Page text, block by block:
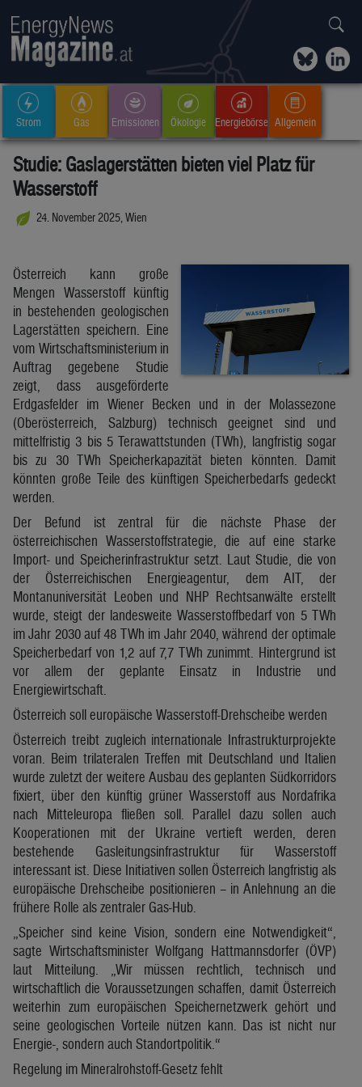
Strom Gas Emissionen Ökologie Energiebörse Allgemein
Studie: Gaslagerstätten bieten viel Platz für
Wasserstoff
24. November 2025, Wien
Österreich kann große
Mengen Wasserstoff künftig
in bestehenden geologischen
Lagerstätten speichern. Eine
vom Wirtschaftsministerium in
Auftrag gegebene Studie
zeigt, dass ausgeförderte
Erdgasfelder im Wiener Becken und in der Molassezone
(Oberösterreich, Salzburg) technisch geeignet sind und
mittelfristig 3 bis 5 Terawattstunden (TWh), langfristig sogar
bis zu 30 TWh Speicherkapazität bieten könnten. Damit
könnten große Teile des künftigen Speicherbedarfs gedeckt
werden.
Der Befund ist zentral für die nächste Phase der
österreichischen Wasserstoffstrategie, die auf eine starke
Import- und Speicherinfrastruktur setzt. Laut Studie, die von
der Österreichischen Energieagentur, dem AIT, der
Montanuniversität Leoben und NHP Rechtsanwälte erstellt
wurde, steigt der landesweite Wasserstoffbedarf von 5 TWh
im Jahr 2030 auf 48 TWh im Jahr 2040, während der optimale
Speicherbedarf von 1,2 auf 7,7 TWh zunimmt. Hintergrund ist
vor allem der geplante Einsatz in Industrie und
Energiewirtschaft.
Österreich soll europäische Wasserstoff-Drehscheibe werden
Österreich treibt zugleich internationale Infrastrukturprojekte
voran. Beim trilateralen Treffen mit Deutschland und Italien
wurde zuletzt der weitere Ausbau des geplanten Südkorridors
fixiert, über den künftig grüner Wasserstoff aus Nordafrika
nach Mitteleuropa fließen soll. Parallel dazu sollen auch
Kooperationen mit der Ukraine vertieft werden, deren
bestehende Gasleitungsinfrastruktur für Wasserstoff
interessant ist. Diese Initiativen sollen Österreich langfristig als
europäische Drehscheibe positionieren – in Anlehnung an die
frühere Rolle als zentraler Gas-Hub.
„Speicher sind keine Vision, sondern eine Notwendigkeit“,
sagte Wirtschaftsminister Wolfgang Hattmannsdorfer (ÖVP)
laut Mitteilung. „Wir müssen rechtlich, technisch und
wirtschaftlich die Voraussetzungen schaffen, damit Österreich
weiterhin zum europäischen Speichernetzwerk gehört und
seine geologischen Vorteile nützen kann. Das ist nicht nur
Energie-, sondern auch Standortpolitik.“
Regelung im Mineralrohstoff-Gesetz fehlt